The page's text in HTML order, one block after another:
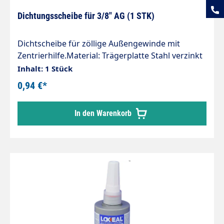
Dichtungsscheibe für 3/8" AG (1 STK)
Dichtscheibe für zöllige Außengewinde mit
Zentrierhilfe.Material: Trägerplatte Stahl verzinkt
mit anvulkanisierter Dichtlippe
Inhalt: 1 Stück
0,94 €*
In den Warenkorb